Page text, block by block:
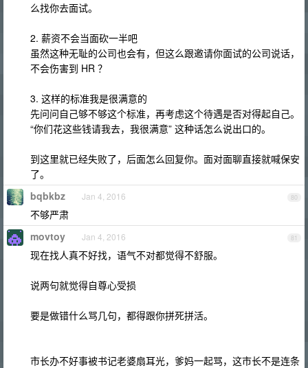
么找你去面试。
2. 薪资不会当面砍一半吧
虽然这种无耻的公司也会有，但这么跟邀请你面试的公司说话，
不会伤害到 HR ？
3. 这样的标准我是很满意的
先问问自己够不够这个标准，再考虑这个待遇是否对得起自己。
“你们花这些钱请我去，我很满意” 这种话怎么说出口的。
到这里就已经失败了，后面怎么回复你。面对面聊直接就喊保安
了。
80
bqbkbz Jan 4, 2016
不够严肃
81
movtoy Jan 4, 2016
现在找人真不好找，语气不对都觉得不舒服。
说两句就觉得自尊心受损
要是做错什么骂几句，都得跟你拼死拼活。
市长办不好事被书记老婆扇耳光，爹妈一起骂，这市长不是连条